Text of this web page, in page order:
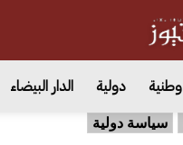
وطنية دولية الدار البيضاء
سياسة دولية